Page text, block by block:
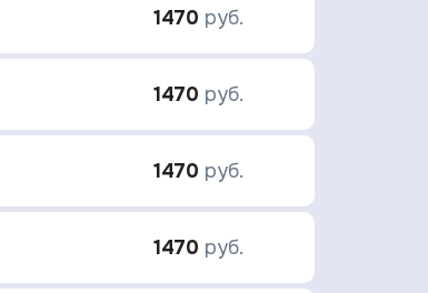
1470 руб.
1470 руб.
1470 руб.
1470 руб.